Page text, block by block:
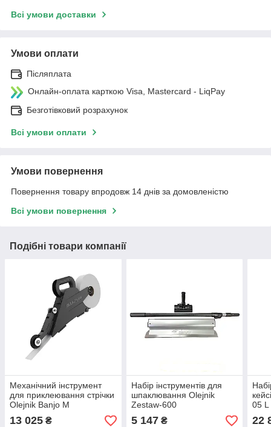
Всі умови доставки
Умови оплати
Післяплата
Онлайн-оплата карткою Visa, Mastercard - LiqPay
Безготівковий розрахунок
Всі умови оплати
Умови повернення
Повернення товару впродовж 14 днів за домовленістю
Всі умови повернення
Подібні товари компанії
Механічний інструмент
для приклеювання стрічки
Olejnik Banjo M
13 025 ₴
Набір інструментів для
шпаклювання Olejnik
Zestaw-600
5 147₴
05 L
22